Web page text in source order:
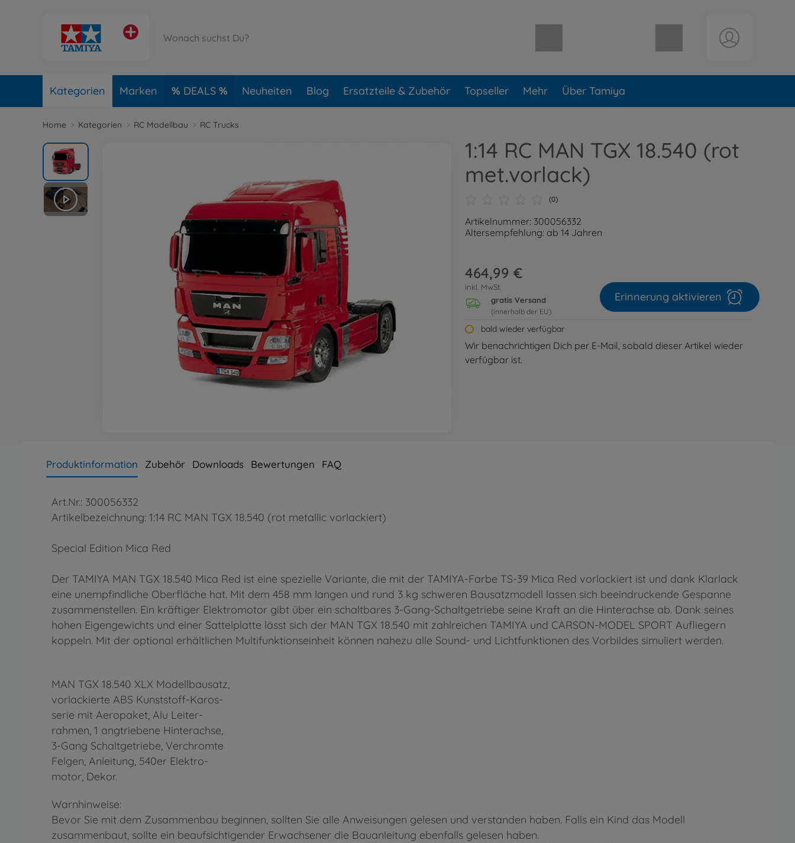
Warenkorb leer
Kategorien Marken DEALS Neuheiten Blog Ersatzteile & Zubehör Topseller Mehr Über Tamiya
Home Kategorien RC Modellbau RC Trucks
1:14 RC MAN TGX 18.540 (rot
met.vorlack)
(0)
Artikelnummer: 300056332
Altersempfehlung: ab 14 Jahren
464,99 €
inkl. MwSt.
gratis Versand
(innerhalb der EU)
bald wieder verfügbar
Wir benachrichtigen Dich per E-Mail, sobald dieser Artikel wieder
verfügbar ist.
Erinnerung aktivieren
Produktinformation Zubehör Downloads Bewertungen FAQ
Art.Nr.: 300056332
Artikelbezeichnung: 1:14 RC MAN TGX 18.540 (rot metallic vorlackiert)
Special Edition Mica Red
Der TAMIYA MAN TGX 18.540 Mica Red ist eine spezielle Variante, die mit der TAMIYA-Farbe TS-39 Mica Red vorlackiert ist und dank Klarlack
eine unempfindliche Oberfläche hat. Mit dem 458 mm langen und rund 3 kg schweren Bausatzmodell lassen sich beeindruckende Gespanne
zusammenstellen. Ein kräftiger Elektromotor gibt über ein schaltbares 3-Gang-Schaltgetriebe seine Kraft an die Hinterachse ab. Dank seines
hohen Eigengewichts und einer Sattelplatte lässt sich der MAN TGX 18.540 mit zahlreichen TAMIYA und CARSON-MODEL SPORT Aufliegern
koppeln. Mit der optional erhältlichen Multifunktionseinheit können nahezu alle Sound- und Lichtfunktionen des Vorbildes simuliert werden.
MAN TGX 18.540 XLX Modellbausatz,
vorlackierte ABS Kunststoff-Karos-
serie mit Aeropaket, Alu Leiter-
rahmen, 1 angtriebene Hinterachse,
3-Gang Schaltgetriebe, Verchromte
Felgen, Anleitung, 540er Elektro-
motor, Dekor.
Warnhinweise:
Bevor Sie mit dem Zusammenbau beginnen, sollten Sie alle Anweisungen gelesen und verstanden haben. Falls ein Kind das Modell
zusammenbaut, sollte ein beaufsichtigender Erwachsener die Bauanleitung ebenfalls gelesen haben.